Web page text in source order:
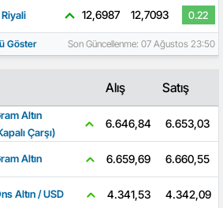
12,6987 12,7093 0.22
Göster Son Güncellenme: 07 Ağustos 23:50
Alış Satış
Altın
Çarşı)
6.646,84 6.653,03
Altın 6.659,69 6.660,55
Altın / USD 4.341,53 4.342,09